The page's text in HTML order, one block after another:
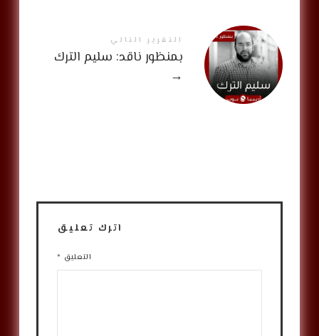
التقرير التالي
بمنظور ناقد: سليم الترك
→
اترك تعليق
التعليق *